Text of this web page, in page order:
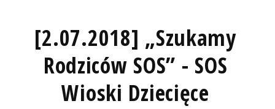
[2.07.2018] „Szukamy
Rodziców SOS” - SOS
Wioski Dziecięce